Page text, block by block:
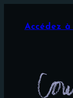
Accédez